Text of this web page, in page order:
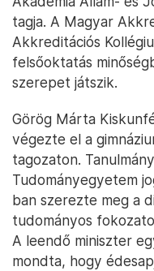
tagja. A Magyar
Akkreditációs
felsőoktatás
szerepet játszik.
Görög Márta
végezte el a
tagozaton.
Tudományegyetem
ban szerezte meg a
tudományos
A leendő miniszter
mondta, hogy